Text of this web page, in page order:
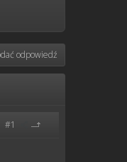
odpowiedź
#1